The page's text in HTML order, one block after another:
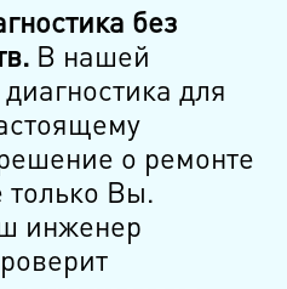
без
В нашей
для
о ремонте
только Вы.
инженер